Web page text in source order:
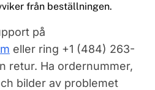
från beställningen.
på
eller ring +1 (484) 263-
retur. Ha ordernummer,
bilder av problemet